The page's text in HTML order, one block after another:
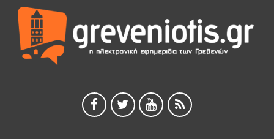
εξοπλισμού γυμναστηρίου
5 Αυγούστου 2026
ΑΗ ΛΑΟΣ | 5 Αυγούστου | Υπαίθριο Θέατρο “Καστράκι”,
Γρεβενά
5 Αυγούστου 2026
5 Αυγούστου 2026